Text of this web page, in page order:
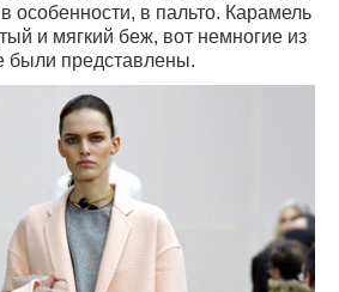
особенности, в пальто. Карамель
и мягкий беж, вот немногие из
были представлены.